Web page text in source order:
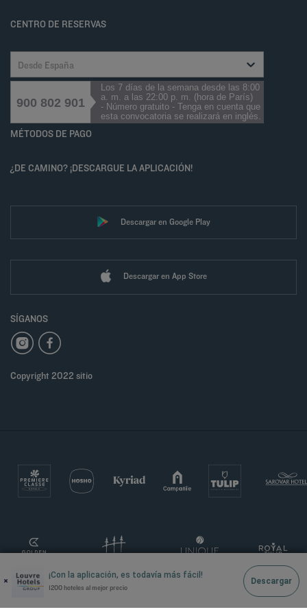
CENTRO DE RESERVAS
Desde España
900 802 901
Los 7 días de la semana desde las 8:00
a. m. a las 22:00 p. m. (hora de París)
- Número gratuito - Tenga en cuenta que
esta convocatoria se realizará en inglés.
MÉTODOS DE PAGO
¿DE CAMINO? ¡DESCARGUE LA APLICACIÓN!
Descargar en Google Play
Descargar en App Store
SÍGANOS
Copyright 2022 sitio
× ¡Con la aplicación, es todavía más fácil!
1200 hoteles al mejor precio
Descargar